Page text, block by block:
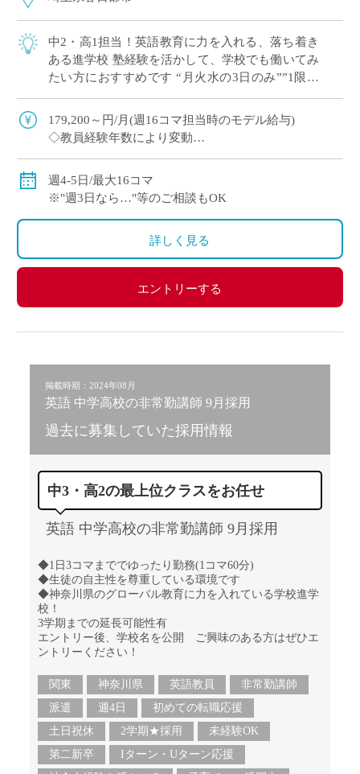
中2・高1担当！英語教育に力を入れる、落ち着き
ある進学校 塾経験を活かして、学校でも働いてみ
たい方におすすめです “月火水の3日のみ””1限な
179,200～円/月(週16コマ担当時のモデル給与)
◇教員経験年数により変動
週4-5日/最大16コマ
※"週3日なら…"等のご相談もOK
詳しく見る
エントリーする
掲載時期：2024年08月
英語 中学高校の非常勤講師 9月採用
過去に募集していた採用情報
中3・高2の最上位クラスをお任せ
英語 中学高校の非常勤講師 9月採用
◆1日3コマまででゆったり勤務(1コマ60分)
◆生徒の自主性を尊重している環境です
◆神奈川県のグローバル教育に力を入れている学校進学
校！
3学期までの延長可能性有
エントリー後、学校名を公開 ご興味のある方はぜひエ
ントリーください！
関東 神奈川県 英語教員
非常勤講師
派遣
週4日
初めての転職応援
土日祝休
2学期★採用
未経験OK
第二新卒
Iターン・Uターン応援